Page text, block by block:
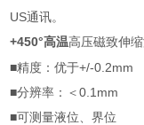
US通讯。
+450°高温高压磁致伸
■精度：优于+/-0.2mm
■分辨率：＜0.1mm
■可测量液位、界位